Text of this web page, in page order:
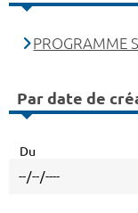
PROGRAMME
Par date de
Du